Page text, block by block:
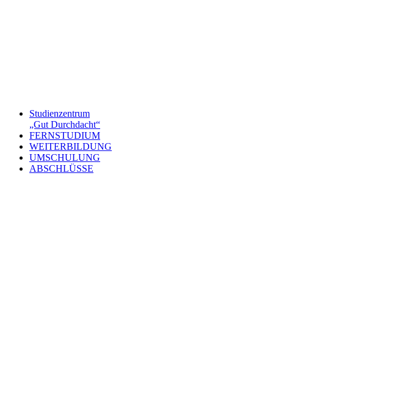
Studienzentrum
„Gut Durchdacht“
FERNSTUDIUM
WEITERBILDUNG
UMSCHULUNG
ABSCHLÜSSE